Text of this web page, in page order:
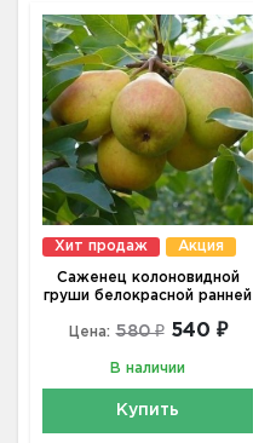
Хит продаж Акция
Саженец колоновидной
груши белокрасной ранней
Цена: 580 ₽ 540 ₽
В наличии
Купить